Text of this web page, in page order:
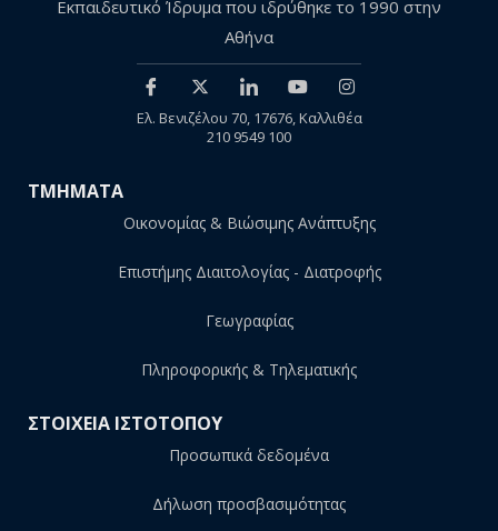
Εκπαιδευτικό Ίδρυμα που ιδρύθηκε το 1990 στην
Αθήνα
Ελ. Βενιζέλου 70, 17676, Καλλιθέα
210 9549 100
ΤΜΗΜΑΤΑ
Οικονομίας & Βιώσιμης Ανάπτυξης
Επιστήμης Διαιτολογίας - Διατροφής
Γεωγραφίας
Πληροφορικής & Τηλεματικής
ΣΤΟΙΧΕΙΑ ΙΣΤΟΤΟΠΟΥ
Προσωπικά δεδομένα
Δήλωση προσβασιμότητας